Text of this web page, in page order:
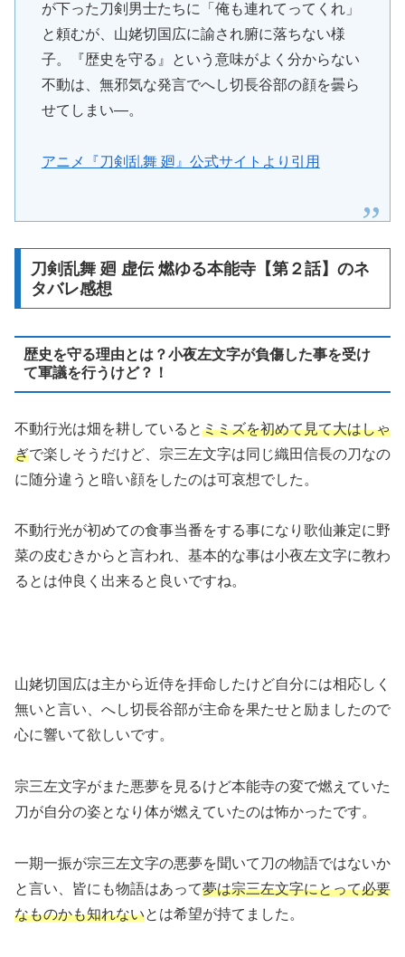
が下った刀剣男士たちに「俺も連れてってくれ」
と頼むが、山姥切国広に諭され腑に落ちない様
子。『歴史を守る』という意味がよく分からない
不動は、無邪気な発言でへし切長谷部の顔を曇ら
せてしまい―。
アニメ『刀剣乱舞 廻』公式サイトより引用
刀剣乱舞 廻 虚伝 燃ゆる本能寺【第２話】のネ
タバレ感想
歴史を守る理由とは？小夜左文字が負傷した事を受け
て軍議を行うけど？！
不動行光は畑を耕しているとミミズを初めて見て大はしゃ
ぎで楽しそうだけど、宗三左文字は同じ織田信長の刀なの
に随分違うと暗い顔をしたのは可哀想でした。
不動行光が初めての食事当番をする事になり歌仙兼定に野
菜の皮むきからと言われ、基本的な事は小夜左文字に教わ
るとは仲良く出来ると良いですね。
山姥切国広は主から近侍を拝命したけど自分には相応しく
無いと言い、へし切長谷部が主命を果たせと励ましたので
心に響いて欲しいです。
宗三左文字がまた悪夢を見るけど本能寺の変で燃えていた
刀が自分の姿となり体が燃えていたのは怖かったです。
一期一振が宗三左文字の悪夢を聞いて刀の物語ではないか
と言い、皆にも物語はあって夢は宗三左文字にとって必要
なものかも知れないとは希望が持てました。